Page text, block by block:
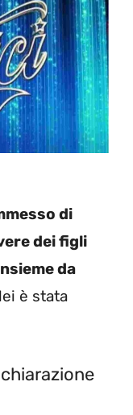
di
dei figli
da
è stata